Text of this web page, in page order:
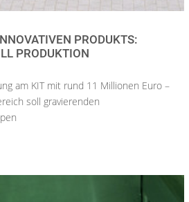
PRODUKTS:
PRODUKTION
am KIT mit rund 11 Millionen Euro –
soll gravierenden